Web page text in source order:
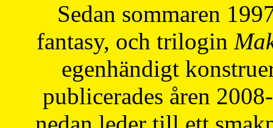
Sedan sommaren
fantasy, och trilogin
egenhändigt
publicerades åren